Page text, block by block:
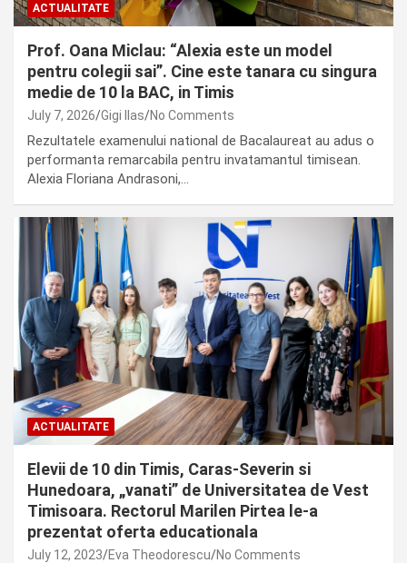
ACTUALITATE
Prof. Oana Miclau: “Alexia este un model
pentru colegii sai”. Cine este tanara cu singura
medie de 10 la BAC, in Timis
July 7, 2026 Gigi Ilas No Comments
Rezultatele examenului national de Bacalaureat au adus o
performanta remarcabila pentru invatamantul timisean.
Alexia Floriana Andrasoni,…
ACTUALITATE
Elevii de 10 din Timis, Caras-Severin si
Hunedoara, „vanati” de Universitatea de Vest
Timisoara. Rectorul Marilen Pirtea le-a
prezentat oferta educationala
July 12, 2023 Eva Theodorescu No Comments